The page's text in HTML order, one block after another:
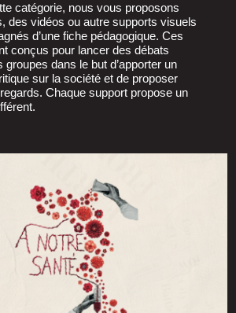
caté­go­rie, nous vous pro­po­sons
des vidéos ou autre sup­ports visuels
d’une fiche péda­go­gique. Ces
conçus pour lan­cer des débats
groupes dans le but d’ap­por­ter un
sur la socié­té et de pro­po­ser
regards. Chaque sup­port pro­pose un